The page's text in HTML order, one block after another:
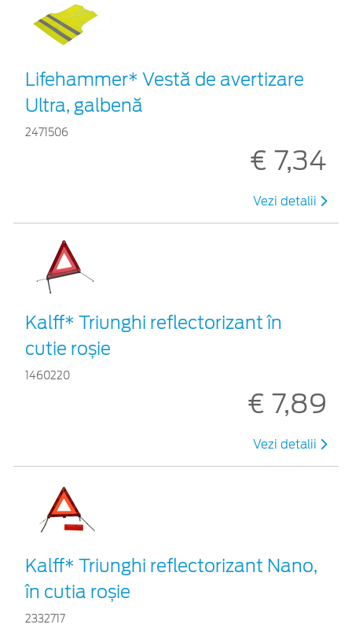
Lifehammer* Vestă de avertizare
Ultra, galbenă
2471506
€ 7,34
Vezi detalii
Kalff* Triunghi reflectorizant în
cutie roșie
1460220
€ 7,89
Vezi detalii
Kalff* Triunghi reflectorizant Nano,
în cutia roșie
2332717